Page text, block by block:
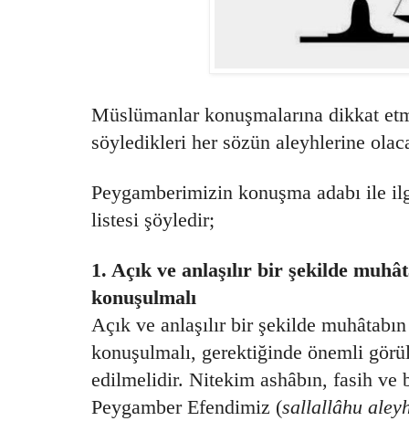
Müslümanlar konuşmalarına dikkat
söyledikleri her sözün aleyhlerine
Peygamberimizin konuşma adabı ile
listesi şöyledir;
1. Açık ve anlaşılır bir şekilde
konuşulmalı
Açık ve anlaşılır bir şekilde
konuşulmalı, gerektiğinde önemli
edilmelidir. Nitekim ashâbın, fasih ve
Peygamber Efendimiz (sallallâhu